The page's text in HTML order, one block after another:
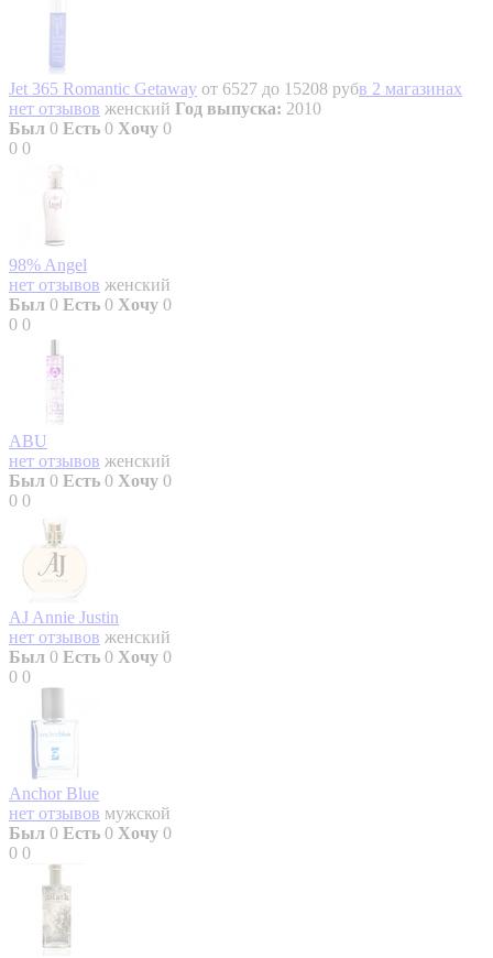
Jet 365 Romantic Getaway от 6527 до 15208 рубв 2 магазинах
нет отзывов женский Год выпуска: 2010
Был 0 Есть 0 Хочу 0
0 0
98% Angel
нет отзывов женский
Был 0 Есть 0 Хочу 0
0 0
ABU
нет отзывов женский
Был 0 Есть 0 Хочу 0
0 0
AJ Annie Justin
нет отзывов женский
Был 0 Есть 0 Хочу 0
0 0
Anchor Blue
нет отзывов мужской
Был 0 Есть 0 Хочу 0
0 0